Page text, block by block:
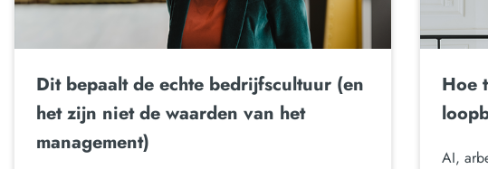
Dit bepaalt de echte bedrijfscultuur (en
het zijn niet de waarden van het
management)
Hoe
AI,